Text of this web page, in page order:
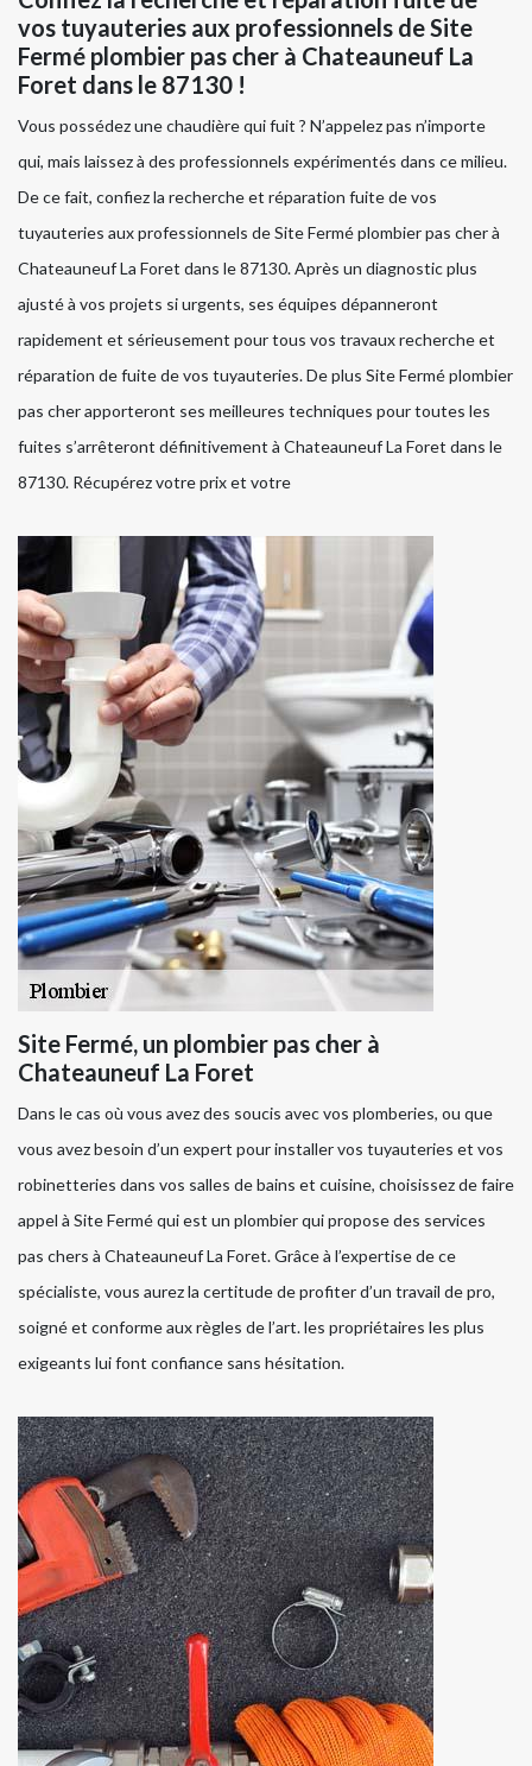
vos tuyauteries aux professionnels de Site
Fermé plombier pas cher à Chateauneuf La
Foret dans le 87130 !
Vous possédez une chaudière qui fuit ? N’appelez pas n’importe
qui, mais laissez à des professionnels expérimentés dans ce milieu.
De ce fait, confiez la recherche et réparation fuite de vos
tuyauteries aux professionnels de Site Fermé plombier pas cher à
Chateauneuf La Foret dans le 87130. Après un diagnostic plus
ajusté à vos projets si urgents, ses équipes dépanneront
rapidement et sérieusement pour tous vos travaux recherche et
réparation de fuite de vos tuyauteries. De plus Site Fermé plombier
pas cher apporteront ses meilleures techniques pour toutes les
fuites s’arrêteront définitivement à Chateauneuf La Foret dans le
87130. Récupérez votre prix et votre
Site Fermé, un plombier pas cher à
Chateauneuf La Foret
Dans le cas où vous avez des soucis avec vos plomberies, ou que
vous avez besoin d’un expert pour installer vos tuyauteries et vos
robinetteries dans vos salles de bains et cuisine, choisissez de faire
appel à Site Fermé qui est un plombier qui propose des services
pas chers à Chateauneuf La Foret. Grâce à l’expertise de ce
spécialiste, vous aurez la certitude de profiter d’un travail de pro,
soigné et conforme aux règles de l’art. les propriétaires les plus
exigeants lui font confiance sans hésitation.